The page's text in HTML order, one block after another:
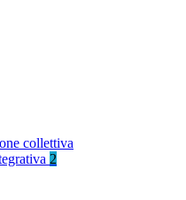
collettiva
2